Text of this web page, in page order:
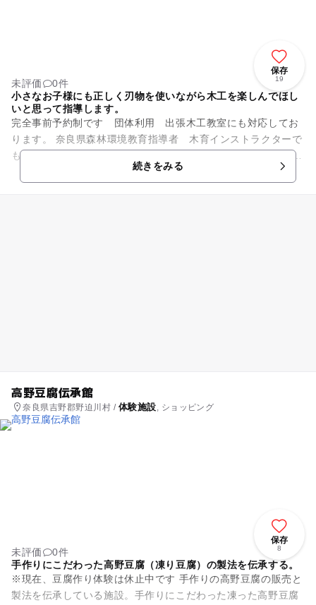
保存
19
未評価
0件
小さなお子様にも正しく刃物を使いながら木工を楽しんでほし
いと思って指導します。
完全事前予約制です 団体利用 出張木工教室にも対応してお
ります。 奈良県森林環境教育指導者 木育インストラクターで
もある木工館スタッフが指導します。 遠足対応 子供会など
続きをみる
高野豆腐伝承館
奈良県吉野郡野迫川村 / 体験施設 , ショッピング
保存
8
未評価
0件
手作りにこだわった高野豆腐（凍り豆腐）の製法を伝承する。
※現在、豆腐作り体験は休止中です 手作りの高野豆腐の販売と
製法を伝承している施設。手作りにこだわった凍った高野豆腐